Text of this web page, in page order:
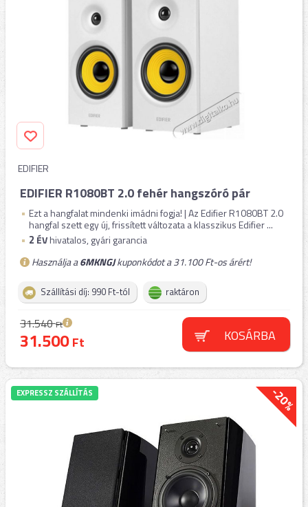
EDIFIER
EDIFIER R1080BT 2.0 fehér hangszóró pár
Ezt a hangfalat mindenki imádni fogja! | Az Edifier R1080BT 2.0
hangfal szett egy új, frissített változata a klasszikus Edifier ...
2 ÉVhivatalos, gyári garancia
Használja a6MKNGJkuponkódot a 31.100 Ft-os árért!
Szállítási díj: 990 Ft-tól raktáron
31.540Ft
31.500Ft KOSÁRBA
-20%
EXPRESSZ SZÁLLÍTÁS